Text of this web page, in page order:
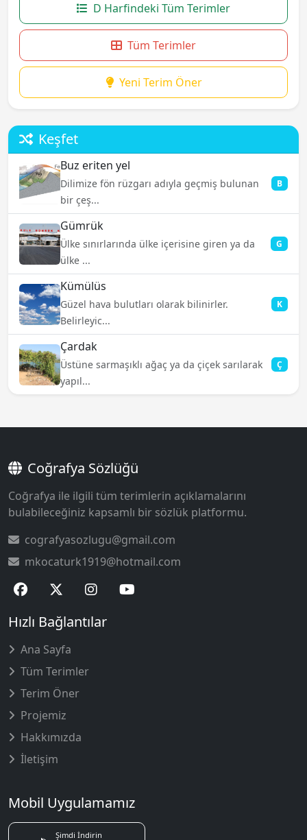
D Harfindeki Tüm Terimler
Tüm Terimler
Yeni Terim Öner
Keşfet
Buz eriten yel
Dilimize fön rüzgarı adıyla geçmiş bulunan
bir çeş...
B
Gümrük
Ülke sınırlarında ülke içerisine giren ya da
ülke ...
G
Kümülüs
Güzel hava bulutları olarak bilinirler.
Belirleyic...
K
Çardak
Üstüne sarmaşıklı ağaç ya da çiçek sarılarak
yapıl...
Ç
Coğrafya Sözlüğü
Coğrafya ile ilgili tüm terimlerin açıklamalarını
bulabileceğiniz kapsamlı bir sözlük platformu.
cografyasozlugu@gmail.com
mkocaturk1919@hotmail.com
Hızlı Bağlantılar
Ana Sayfa
Tüm Terimler
Terim Öner
Projemiz
Hakkımızda
İletişim
Mobil Uygulamamız
Şimdi İndirin